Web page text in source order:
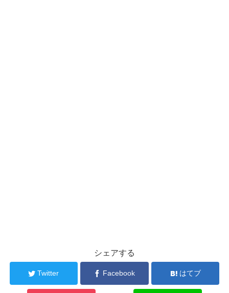
シェアする
Twitter Facebook はてブ